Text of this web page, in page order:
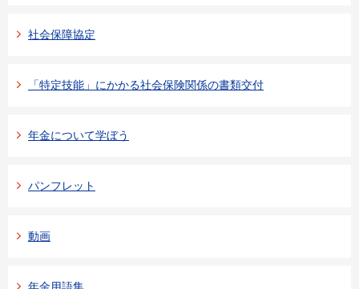
社会保障協定
「特定技能」にかかる社会保険関係の書類交付
年金について学ぼう
パンフレット
動画
年金用語集